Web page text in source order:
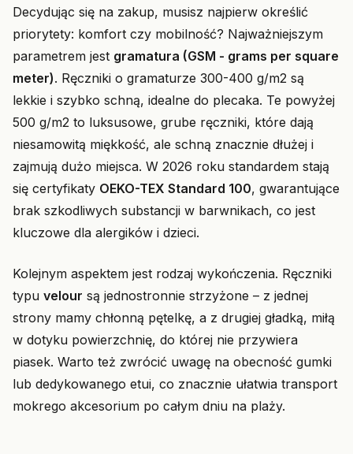
Decydując się na zakup, musisz najpierw określić
priorytety: komfort czy mobilność? Najważniejszym
parametrem jest gramatura (GSM - grams per square
meter). Ręczniki o gramaturze 300-400 g/m2 są
lekkie i szybko schną, idealne do plecaka. Te powyżej
500 g/m2 to luksusowe, grube ręczniki, które dają
niesamowitą miękkość, ale schną znacznie dłużej i
zajmują dużo miejsca. W 2026 roku standardem stają
się certyfikaty OEKO-TEX Standard 100, gwarantujące
brak szkodliwych substancji w barwnikach, co jest
kluczowe dla alergików i dzieci.
Kolejnym aspektem jest rodzaj wykończenia. Ręczniki
typu velour są jednostronnie strzyżone – z jednej
strony mamy chłonną pętelkę, a z drugiej gładką, miłą
w dotyku powierzchnię, do której nie przywiera
piasek. Warto też zwrócić uwagę na obecność gumki
lub dedykowanego etui, co znacznie ułatwia transport
mokrego akcesorium po całym dniu na plaży.